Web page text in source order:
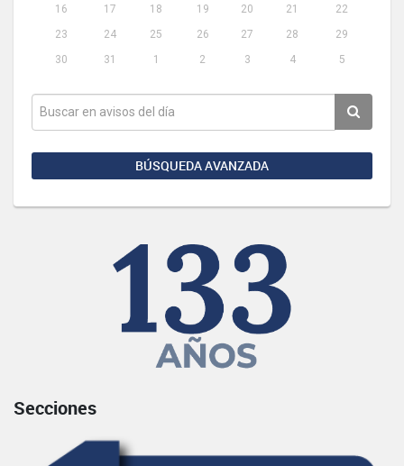
16
17 18 19 20 21
22
23
24 25 26 27 28
29
30
31 1 2 3 4 5
BÚSQUEDA AVANZADA
Secciones